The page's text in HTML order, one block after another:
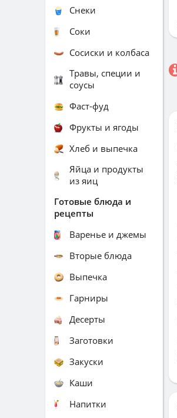
Снеки
Соки
Сосиски и колбаса
Травы, специи и
соусы
Фаст-фуд
Фрукты и ягоды
Хлеб и выпечка
Яйца и продукты
из яиц
Готовые блюда и
рецепты
Варенье и джемы
Вторые блюда
Выпечка
Гарниры
Десерты
Заготовки
Закуски
Каши
Напитки